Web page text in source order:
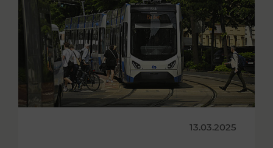
13.03.2025